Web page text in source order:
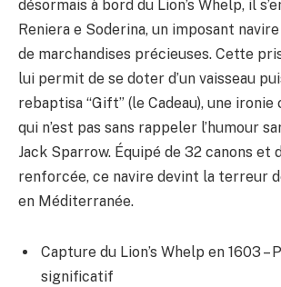
désormais à bord du Lion’s Whelp, il
Reniera e Soderina, un imposant
de marchandises précieuses. Cette
lui permit de se doter d’un vaisseau
rebaptisa “Gift” (le Cadeau), une
qui n’est pas sans rappeler l’humour
Jack Sparrow. Équipé de 32 canons et
renforcée, ce navire devint la terreur
en Méditerranée.
Capture du Lion’s Whelp en 1603 –
significatif